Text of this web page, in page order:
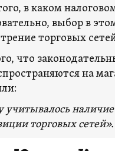
в каком
выбор в
торговых
что
на
учитывалось
торговых сетей».